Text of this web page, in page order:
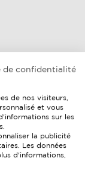
de confidentialité
de nos visiteurs,
et vous
sur les
la publicité
Les données
d'informations,